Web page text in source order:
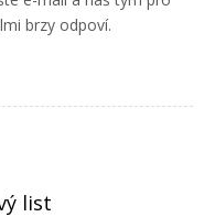
brzy odpoví.
list